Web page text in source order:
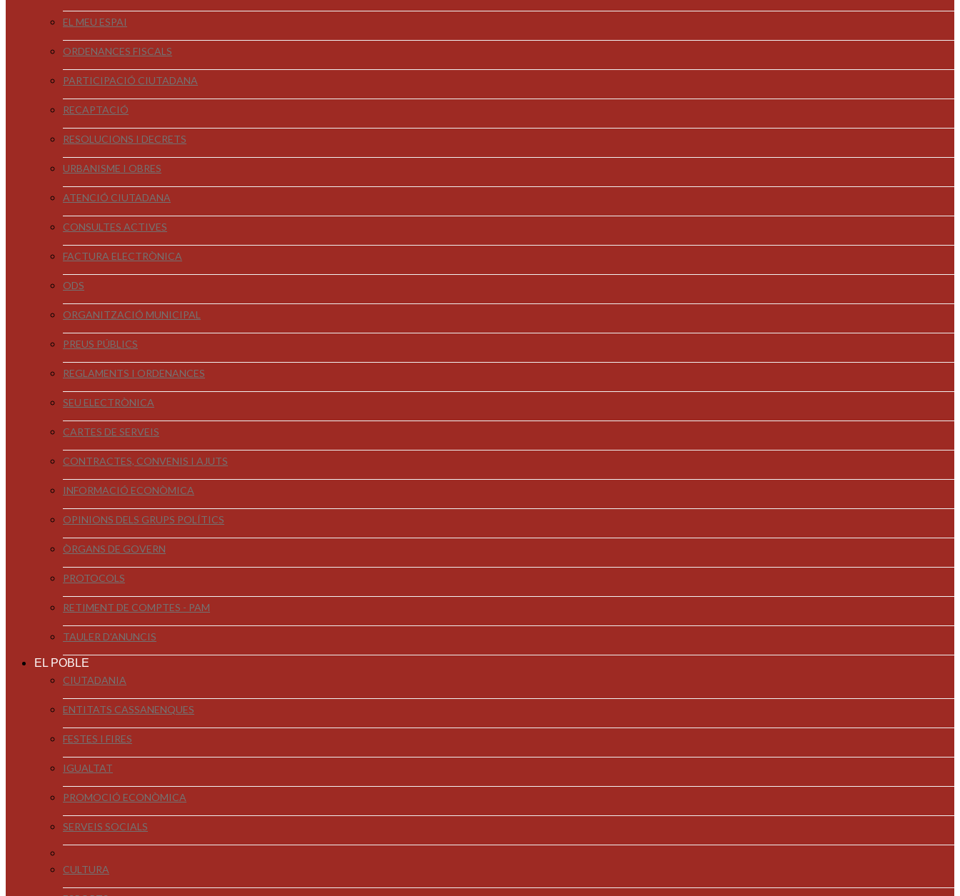
EL MEU ESPAI
ORDENANCES FISCALS
PARTICIPACIÓ CIUTADANA
RECAPTACIÓ
RESOLUCIONS I DECRETS
URBANISME I OBRES
ATENCIÓ CIUTADANA
CONSULTES ACTIVES
FACTURA ELECTRÒNICA
ODS
ORGANITZACIÓ MUNICIPAL
PREUS PÚBLICS
REGLAMENTS I ORDENANCES
SEU ELECTRÒNICA
CARTES DE SERVEIS
CONTRACTES, CONVENIS I AJUTS
INFORMACIÓ ECONÒMICA
OPINIONS DELS GRUPS POLÍTICS
ÒRGANS DE GOVERN
PROTOCOLS
RETIMENT DE COMPTES - PAM
TAULER D'ANUNCIS
EL POBLE
CIUTADANIA
ENTITATS CASSANENQUES
FESTES I FIRES
IGUALTAT
PROMOCIÓ ECONÒMICA
SERVEIS SOCIALS
CULTURA